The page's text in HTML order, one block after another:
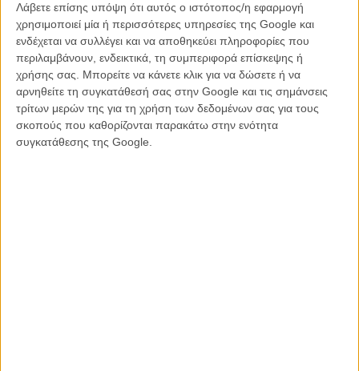
Λάβετε επίσης υπόψη ότι αυτός ο ιστότοπος/η εφαρμογή
χρησιμοποιεί μία ή περισσότερες υπηρεσίες της Google και
ενδέχεται να συλλέγει και να αποθηκεύει πληροφορίες που
περιλαμβάνουν, ενδεικτικά, τη συμπεριφορά επίσκεψης ή
χρήσης σας. Μπορείτε να κάνετε κλικ για να δώσετε ή να
αρνηθείτε τη συγκατάθεσή σας στην Google και τις σημάνσεις
τρίτων μερών της για τη χρήση των δεδομένων σας για τους
σκοπούς που καθορίζονται παρακάτω στην ενότητα
συγκατάθεσης της Google.
Γιατί έτσι πρέπει να είναι ένα καλό σίκουελ ταινίας δράσης.
Το «John Wick 2» δεν προσπαθεί να κάνει την σειρά να αποκτήσει
ένα cult status, και δεν το νοιάζει άλλωστε κάτι τέτοιο (αυτό το έχει
καταφέρει ήδη από την πρώτη κιόλας ταινία εξάλλου), αλλά
προσπαθεί να τιμήσει το ήδη υπάρχον αιμοβόρικο φαντεζί του
σύμπαν. Ο,τι αγάπησε (ή μίσησε) κάποιος στην πρώτη ταινία
υπάρχει κι εδώ, με τον Σταχέλσκι να πατάει γκάζι από την αρχή και
να μην σταματάει μέχρι το τέλος.